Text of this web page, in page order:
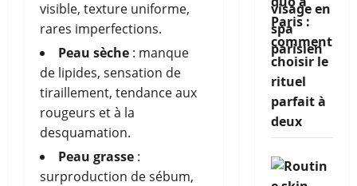
visible, texture uniforme,
rares imperfections.
Peau sèche : manque
de lipides, sensation de
tiraillement, tendance aux
rougeurs et à la
desquamation.
Peau grasse :
surproduction de sébum,
Paris :
comment
choisir le
rituel
parfait à
deux